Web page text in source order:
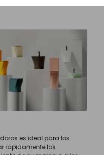
es ideal para los
rápidamente los